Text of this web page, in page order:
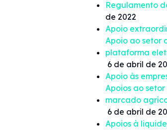
Regulamento
de 2022
Apoio
Apoio ao setor
plataforma
6 de abril de
Apoio às
Apoios ao
marcado
6 de abril de
Apoios à